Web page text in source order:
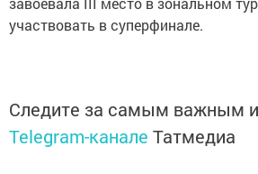
участвовать в суперфинале.
Следите за самым важным
Telegram-канале Татмедиа